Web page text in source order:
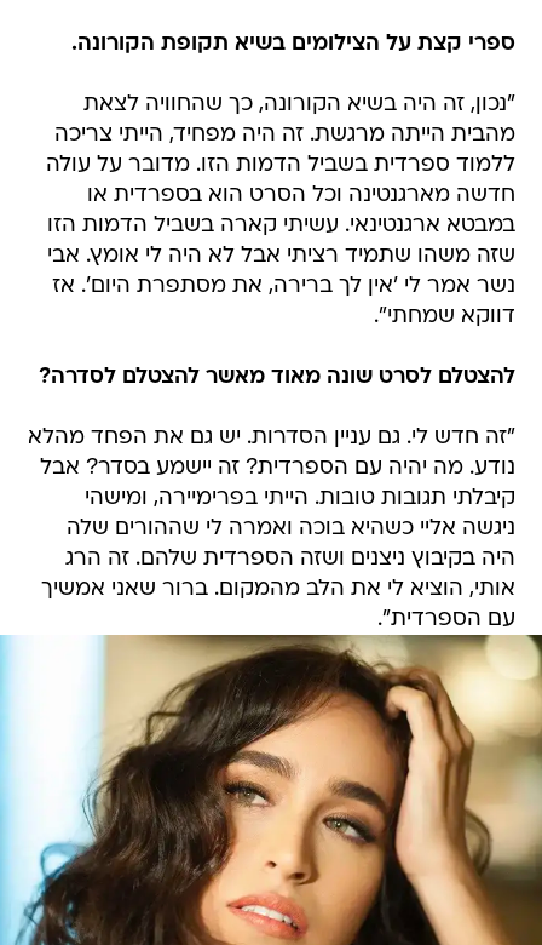
ספרי קצת על הצילומים בשיא תקופת הקורונה.
"נכון, זה היה בשיא הקורונה, כך שהחוויה לצאת
מהבית הייתה מרגשת. זה היה מפחיד, הייתי צריכה
ללמוד ספרדית בשביל הדמות הזו. מדובר על עולה
חדשה מארגנטינה וכל הסרט הוא בספרדית או
במבטא ארגנטינאי. עשיתי קארה בשביל הדמות הזו
שזה משהו שתמיד רציתי אבל לא היה לי אומץ. אבי
נשר אמר לי 'אין לך ברירה, את מסתפרת היום'. אז
דווקא שמחתי".
להצטלם לסרט שונה מאוד מאשר להצטלם לסדרה?
"זה חדש לי. גם עניין הסדרות. יש גם את הפחד מהלא
נודע. מה יהיה עם הספרדית? זה יישמע בסדר? אבל
קיבלתי תגובות טובות. הייתי בפרימיירה, ומישהי
ניגשה אליי כשהיא בוכה ואמרה לי שההורים שלה
היה בקיבוץ ניצנים ושזה הספרדית שלהם. זה הרג
אותי, הוציא לי את הלב מהמקום. ברור שאני אמשיך
עם הספרדית".